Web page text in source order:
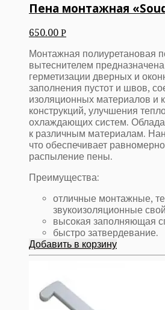
Пена монтажная
650.00 Р
Монтажная полиуретановая
вытеснителем
герметизации дверных и
заполнения пустот и швов,
изоляционных материалов и
конструкций, улучшения
охлаждающих систем.
к различным материалам.
что обеспечивает
распыление пены.
Преимущества:
отличные монтажные,
звукоизоляционные
высокая заполняющая
быстро затвердевание.
Добавить в корзину